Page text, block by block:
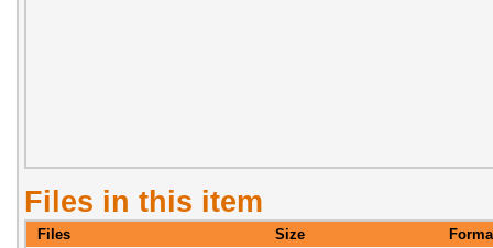
Files in this item
Files Size